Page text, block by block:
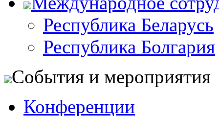
Республика Беларусь
Республика Болгария
События и мероприятия
Конференции